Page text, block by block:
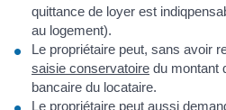
quittance de loyer est
au logement).
Le propriétaire peut, sans avoir
saisie conservatoire du montant
bancaire du locataire.
Le propriétaire peut aussi